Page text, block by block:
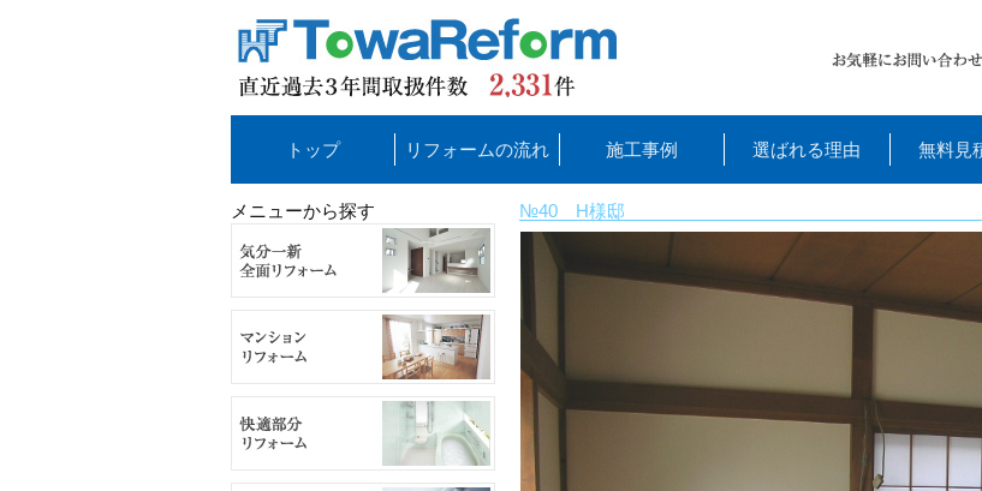
トップ リフォームの流れ 施工事例 選ばれる理由 無料見
メニューから探す №40 H様邸